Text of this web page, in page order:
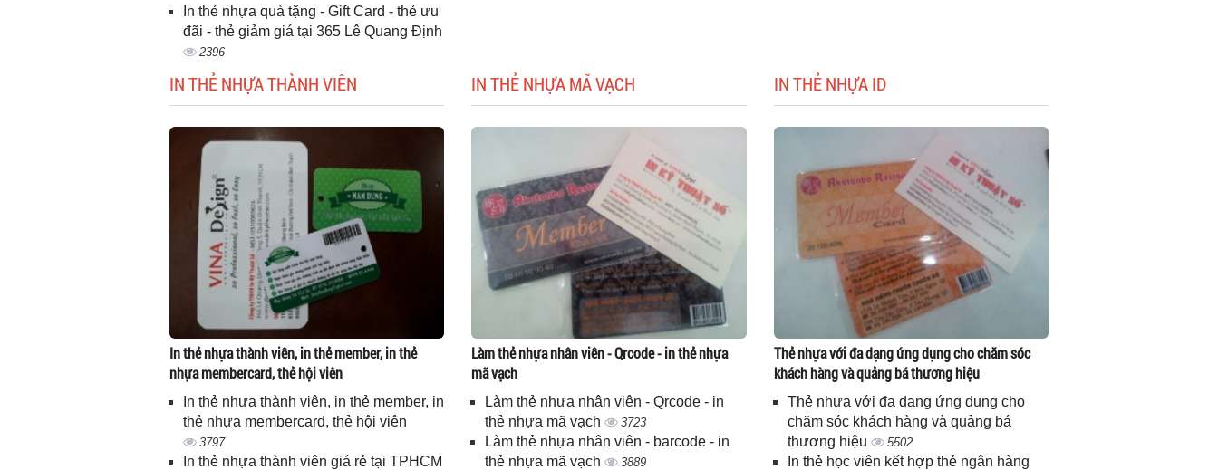
In thẻ nhựa quà tặng - Gift Card - thẻ ưu
đãi - thẻ giảm giá tại 365 Lê Quang Định
2396
IN THẺ NHỰA THÀNH VIÊN
In thẻ nhựa thành viên, in thẻ member, in thẻ
nhựa membercard, thẻ hội viên
In thẻ nhựa thành viên, in thẻ member, in
thẻ nhựa membercard, thẻ hội viên
3797
In thẻ nhựa thành viên giá rẻ tại TPHCM
IN THẺ NHỰA MÃ VẠCH
Làm thẻ nhựa nhân viên - Qrcode - in thẻ nhựa
mã vạch
Làm thẻ nhựa nhân viên - Qrcode - in
thẻ nhựa mã vạch
3723
Làm thẻ nhựa nhân viên - barcode - in
thẻ nhựa mã vạch
3889
IN THẺ NHỰA ID
Thẻ nhựa với đa dạng ứng dụng cho chăm sóc
khách hàng và quảng bá thương hiệu
Thẻ nhựa với đa dạng ứng dụng cho
chăm sóc khách hàng và quảng bá
thương hiệu
5502
In thẻ học viên kết hợp thẻ ngân hàng